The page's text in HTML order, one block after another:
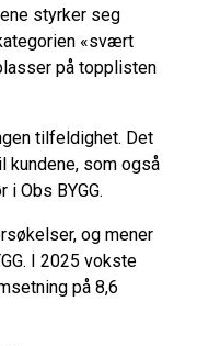
styrker seg
«svært
på topplisten
tilfeldighet. Det
kundene, som også
Obs BYGG.
og mener
I 2025 vokste
på 8,6